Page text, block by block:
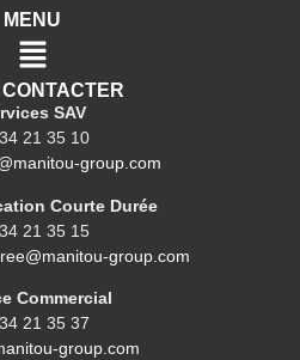
MENU
CONTACTER
SAV
21 35 10
group.com
Courte Durée
21 35 15
group.com
Commercial
21 35 37
group.com